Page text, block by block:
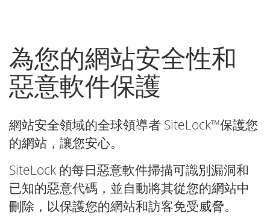
為您的網站安全性和
惡意軟件保護
網站安全領域的全球領導者 SiteLock™保護您
的網站，讓您安心。
SiteLock 的每日惡意軟件掃描可識別漏洞和
已知的惡意代碼，並自動將其從您的網站中
刪除，以保護您的網站和訪客免受威脅。